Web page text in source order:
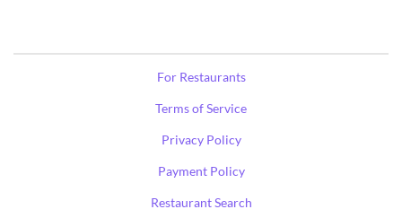
For Restaurants
Terms of Service
Privacy Policy
Payment Policy
Restaurant Search